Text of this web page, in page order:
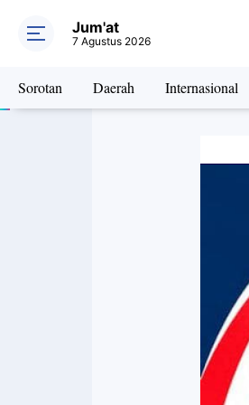
Jum'at
7 Agustus 2026
Sorotan Daerah Internasional